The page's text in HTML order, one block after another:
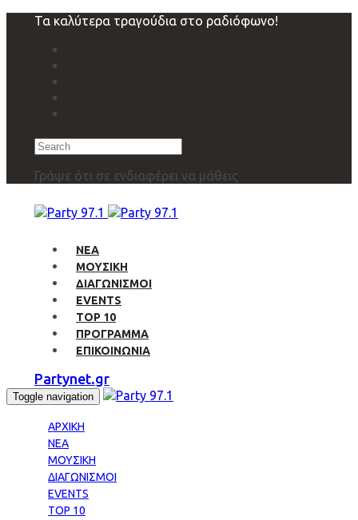
navigation
Τα καλύτερα τραγούδια στο ραδιόφωνο!
Search
Γράψε ότι σε ενδιαφέρει να μάθεις
ΝΕΑ
ΜΟΥΣΙΚΗ
ΔΙΑΓΩΝΙΣΜΟΙ
EVENTS
TOP 10
ΠΡΟΓΡΑΜΜΑ
ΕΠΙΚΟΙΝΩΝΙΑ
Partynet.gr
Toggle navigation
ΑΡΧΙΚΗ
ΝΕΑ
ΜΟΥΣΙΚΗ
ΔΙΑΓΩΝΙΣΜΟΙ
EVENTS
TOP 10